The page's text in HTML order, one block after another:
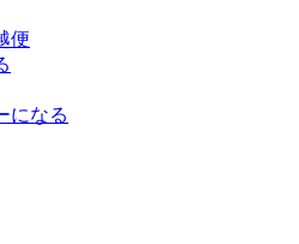
便
になる